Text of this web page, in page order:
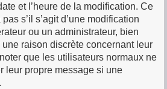
et l’heure de la modification. Ce
s’il s’agit d’une modification
ou un administrateur, bien
raison discrète concernant leur
que les utilisateurs normaux ne
leur propre message si une